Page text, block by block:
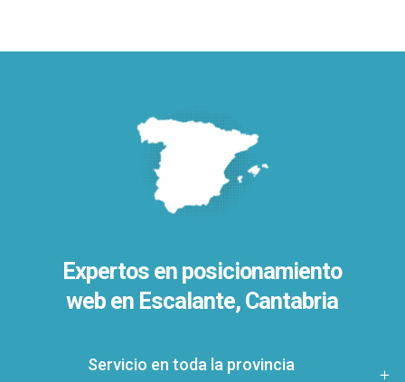
Expertos en posicionamiento
web en Escalante, Cantabria
Servicio en toda la provincia